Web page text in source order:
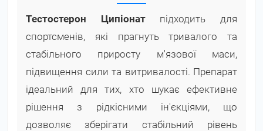
Тестостерон Ципіонат підходить для
спортсменів, які прагнуть тривалого та
стабільного приросту м'язової маси,
підвищення сили та витривалості. Препарат
ідеальний для тих, хто шукає ефективне
рішення з рідкісними ін'єкціями, що
дозволяє зберігати стабільний рівень